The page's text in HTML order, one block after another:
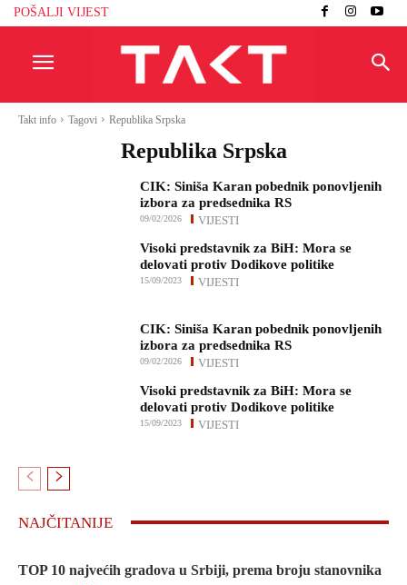
POŠALJI VIJEST
Takt info Tagovi Republika Srpska
Republika Srpska
CIK: Siniša Karan pobednik ponovljenih
izbora za predsednika RS
VIJESTI
09/02/2026
Visoki predstavnik za BiH: Mora se
delovati protiv Dodikove politike
VIJESTI
15/09/2023
CIK: Siniša Karan pobednik ponovljenih
izbora za predsednika RS
VIJESTI
09/02/2026
Visoki predstavnik za BiH: Mora se
delovati protiv Dodikove politike
VIJESTI
15/09/2023
NAJČITANIJE
TOP 10 najvećih gradova u Srbiji, prema broju stanovnika